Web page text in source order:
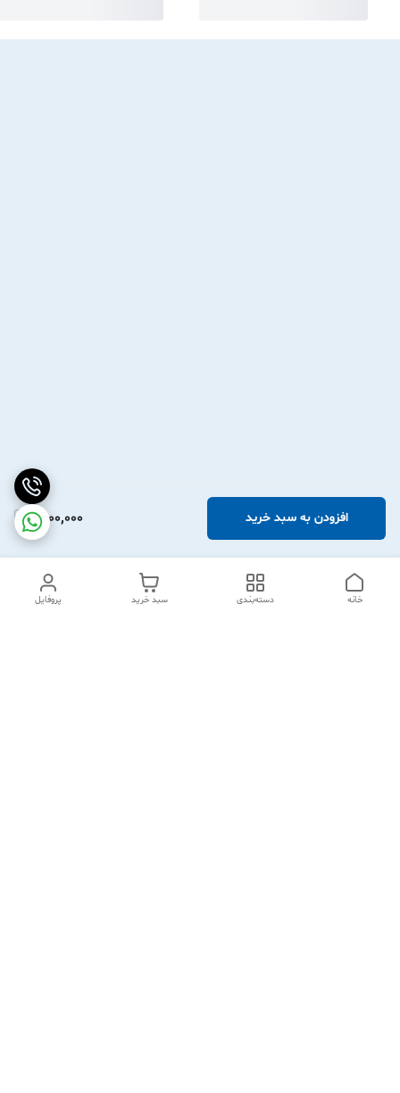
2,100,000 افزودن به سبد خرید
پروفایل سبد خرید دسته‌بندی خانه